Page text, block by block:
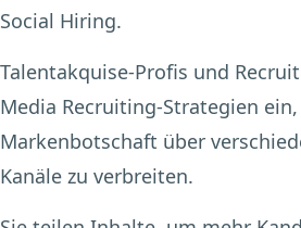
Social Hiring.
Talentakquise-Profis und
Media Recruiting-Strategien
Markenbotschaft über
Kanäle zu verbreiten.